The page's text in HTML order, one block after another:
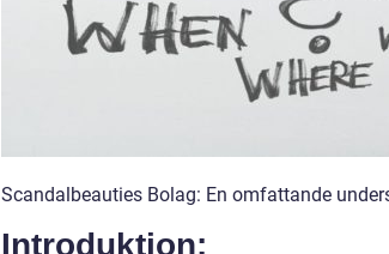
Scandalbeauties Bolag: En omfattande
Introduktion: